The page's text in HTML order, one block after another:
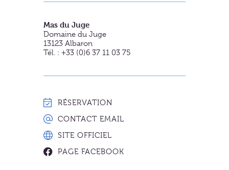
Mas du Juge
Domaine du Juge
13123 Albaron
Tél. : +33 (0)6 37 11 03 75
RÉSERVATION
CONTACT EMAIL
SITE OFFICIEL
PAGE FACEBOOK